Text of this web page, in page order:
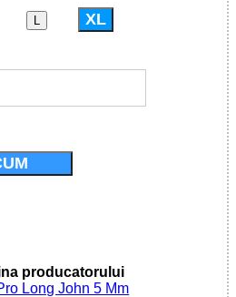
L XL
producatorului
Long John 5 Mm